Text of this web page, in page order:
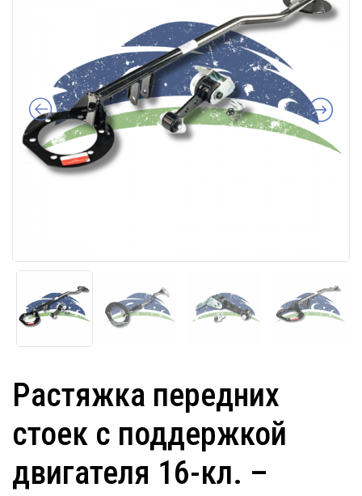
Растяжка передних
стоек с поддержкой
двигателя 16-кл. –